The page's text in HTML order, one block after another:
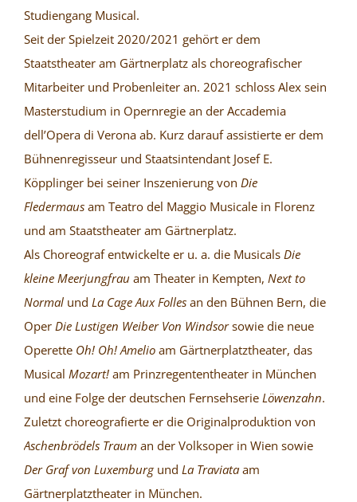
Studiengang Musical.
Seit der Spielzeit 2020/2021 gehört er dem
Staatstheater am Gärtnerplatz als choreografischer
Mitarbeiter und Probenleiter an. 2021 schloss Alex sein
Masterstudium in Opernregie an der Accademia
dell’Opera di Verona ab. Kurz darauf assistierte er dem
Bühnenregisseur und Staatsintendant Josef E.
Köpplinger bei seiner Inszenierung von Die
Fledermaus am Teatro del Maggio Musicale in Florenz
und am Staatstheater am Gärtnerplatz.
Als Choreograf entwickelte er u. a. die Musicals Die
kleine Meerjungfrau am Theater in Kempten, Next to
Normal und La Cage Aux Folles an den Bühnen Bern, die
Oper Die Lustigen Weiber Von Windsorsowie die neue
Operette Oh! Oh! Amelio am Gärtnerplatztheater, das
Musical Mozart! am Prinzregententheater in München
und eine Folge der deutschen Fernsehserie Löwenzahn.
Zuletzt choreografierte er die Originalproduktion von
Aschenbrödels Traum an der Volksoper in Wien sowie
Der Graf von Luxemburgund La Traviata am
Gärtnerplatztheater in München.